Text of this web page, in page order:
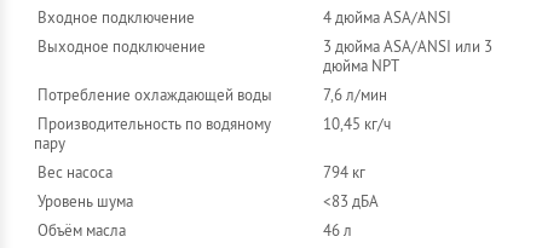
Входное подключение
4 дюйма ASA/ANSI
Выходное подключение
3 дюйма ASA/ANSI или 3
дюйма NPT
Потребление охлаждающей воды
7,6 л/мин
Производительность по водяному
пару
10,45 кг/ч
Вес насоса
794 кг
Уровень шума
<83 дБА
Объём масла
46 л